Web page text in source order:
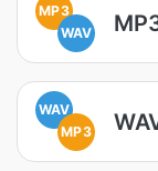
MP3
WAV
WAV
MP3